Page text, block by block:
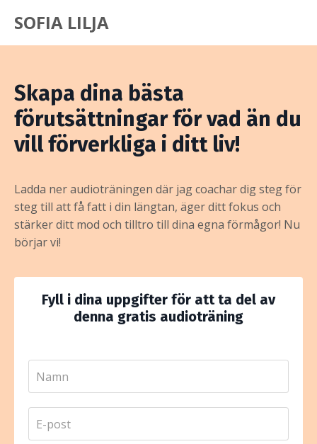
SOFIA LILJA
Skapa dina bästa
förutsättningar för vad än du
vill förverkliga i ditt liv!
Ladda ner audioträningen där jag coachar dig steg för
steg till att få fatt i din längtan, äger ditt fokus och
stärker ditt mod och tilltro till dina egna förmågor! Nu
börjar vi!
Fyll i dina uppgifter för att ta del av
denna gratis audioträning